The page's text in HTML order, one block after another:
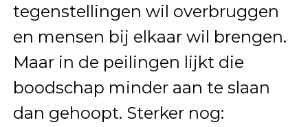
tegenstellingen wil overbruggen
en mensen bij elkaar wil brengen.
Maar in de peilingen lijkt die
boodschap minder aan te slaan
dan gehoopt. Sterker nog: